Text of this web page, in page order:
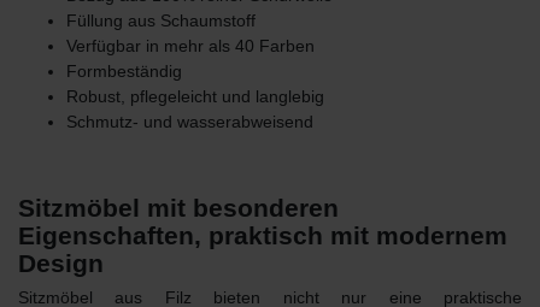
Füllung aus Schaumstoff
Verfügbar in mehr als 40 Farben
Formbeständig
Robust, pflegeleicht und langlebig
Schmutz- und wasserabweisend
Sitzmöbel mit besonderen
Eigenschaften, praktisch mit modernem
Design
Sitzmöbel aus Filz bieten nicht nur eine praktische